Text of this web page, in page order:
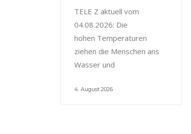
TELE Z aktuell vom
04.08.2026: Die
hohen Temperaturen
ziehen die Menschen ans
Wasser und
4. August 2026